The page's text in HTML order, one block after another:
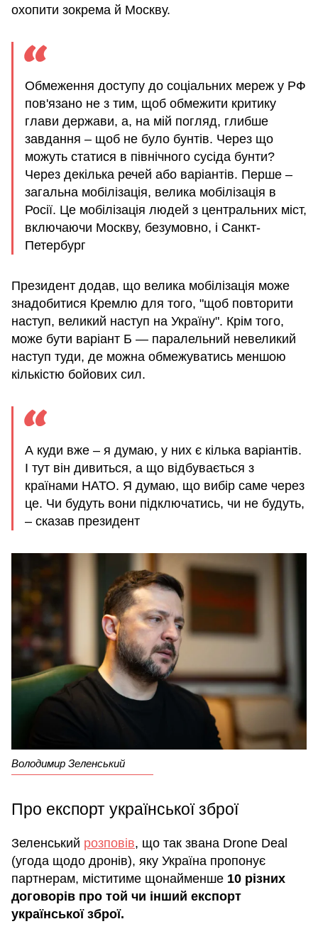
охопити зокрема й Москву.
Обмеження доступу до соціальних мереж у РФ
пов'язано не з тим, щоб обмежити критику
глави держави, а, на мій погляд, глибше
завдання – щоб не було бунтів. Через що
можуть статися в північного сусіда бунти?
Через декілька речей або варіантів. Перше –
загальна мобілізація, велика мобілізація в
Росії. Це мобілізація людей з центральних міст,
включаючи Москву, безумовно, і Санкт-
Петербург
Президент додав, що велика мобілізація може
знадобитися Кремлю для того, "щоб повторити
наступ, великий наступ на Україну". Крім того,
може бути варіант Б — паралельний невеликий
наступ туди, де можна обмежуватись меншою
кількістю бойових сил.
А куди вже – я думаю, у них є кілька варіантів.
І тут він дивиться, а що відбувається з
країнами НАТО. Я думаю, що вибір саме через
це. Чи будуть вони підключатись, чи не будуть,
– сказав президент
Володимир Зеленський
Про експорт української зброї
Зеленський розповів, що так звана Drone Deal
(угода щодо дронів), яку Україна пропонує
партнерам, міститиме щонайменше 10 різних
договорів про той чи інший експорт
української зброї.